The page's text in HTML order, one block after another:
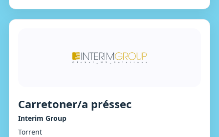
Carretoner/a préssec
Interim Group
Torrent